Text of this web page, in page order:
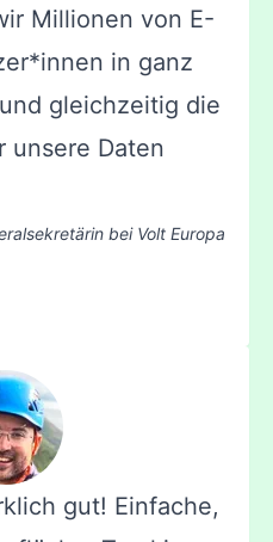
Millionen von E-
in ganz
gleichzeitig die
unsere Daten
bei Volt Europa
gut! Einfache,